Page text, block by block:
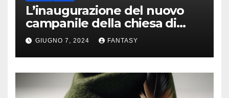
L’inaugurazione del nuovo
campanile della chiesa di
Santa Maria Assunta di
Bibione
GIUGNO 7, 2024 FANTASY